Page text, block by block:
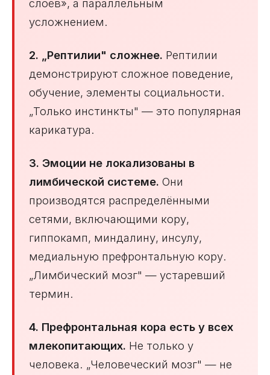
слоёв», а параллельным
усложнением.
2. „Рептилии" сложнее. Рептилии
демонстрируют сложное поведение,
обучение, элементы социальности.
„Только инстинкты" — это популярная
карикатура.
3. Эмоции не локализованы в
лимбической системе. Они
производятся распределёнными
сетями, включающими кору,
гиппокамп, миндалину, инсулу,
медиальную префронтальную кору.
„Лимбический мозг" — устаревший
термин.
4. Префронтальная кора есть у всех
млекопитающих. Не только у
человека. „Человеческий мозг" — не